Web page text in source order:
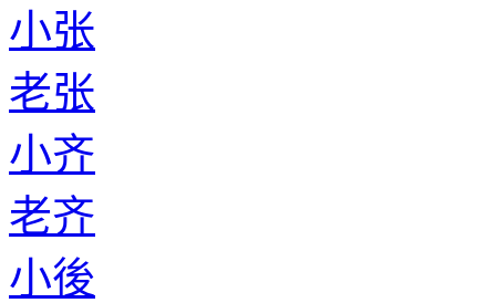
小张
老张
小齐
老齐
小後